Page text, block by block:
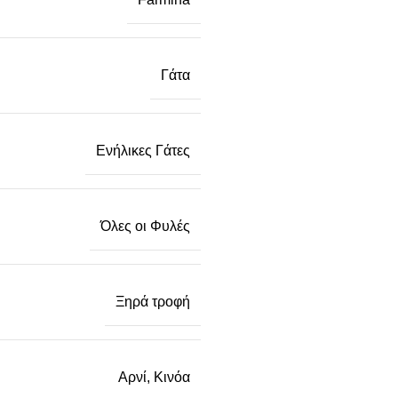
Γάτα
Ενήλικες Γάτες
Όλες οι Φυλές
Ξηρά τροφή
Αρνί, Κινόα